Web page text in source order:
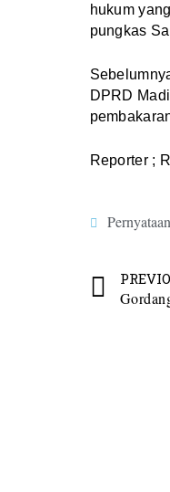
hukum
pungkas
DPRD
Reporter ;